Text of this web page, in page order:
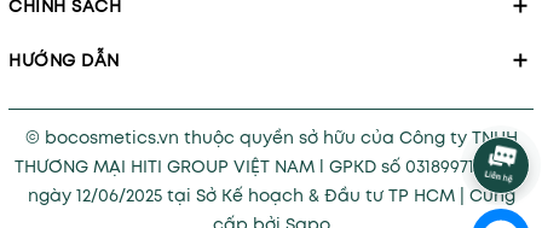
CHÍNH SÁCH
HƯỚNG DẪN
© bocosmetics.vn thuộc quyền sở hữu của Công ty TNHH
THƯƠNG MẠI HITI GROUP VIỆT NAM l GPKD số 0318997121 cấp
ngày 12/06/2025 tại Sở Kế hoạch & Đầu tư TP HCM Cung